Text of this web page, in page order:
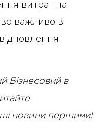
витрат на
важливо в
Бізнесовий в
новини першими!